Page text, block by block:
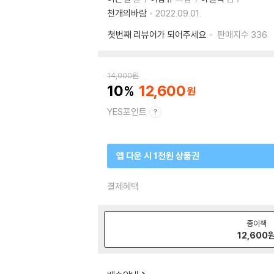
천개의바람
2022.09.01.
첫번째 리뷰어가 되어주세요
판매지수 336
14,000원
10 12,600
YES포인트
앱 다운 시 1천원 상품권
결제혜택
종이책
12,600